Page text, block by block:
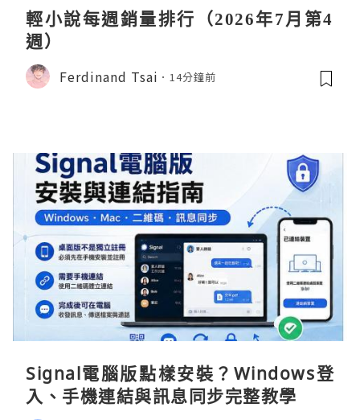
輕小說每週銷量排行（2026年7月第4
週）
Ferdinand Tsai 14分鐘前
Signal電腦版點樣安裝？Windows登
入、手機連結與訊息同步完整教學